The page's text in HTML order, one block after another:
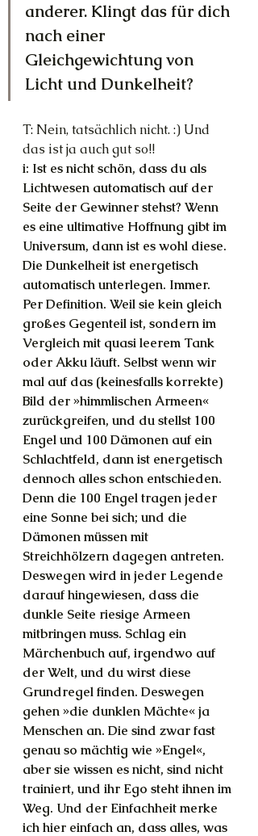
anderer. Klingt das für dich
nach einer
Gleichgewichtung von
Licht und Dunkelheit?
T: Nein, tatsächlich nicht. :) Und
das ist ja auch gut so!!
i: Ist es nicht schön, dass du als
Lichtwesen automatisch auf der
Seite der Gewinner stehst? Wenn
es eine ultimative Hoffnung gibt im
Universum, dann ist es wohl diese.
Die Dunkelheit ist energetisch
automatisch unterlegen. Immer.
Per Definition. Weil sie kein gleich
großes Gegenteil ist, sondern im
Vergleich mit quasi leerem Tank
oder Akku läuft. Selbst wenn wir
mal auf das (keinesfalls korrekte)
Bild der »himmlischen Armeen«
zurückgreifen, und du stellst 100
Engel und 100 Dämonen auf ein
Schlachtfeld, dann ist energetisch
dennoch alles schon entschieden.
Denn die 100 Engel tragen jeder
eine Sonne bei sich; und die
Dämonen müssen mit
Streichhölzern dagegen antreten.
Deswegen wird in jeder Legende
darauf hingewiesen, dass die
dunkle Seite riesige Armeen
mitbringen muss. Schlag ein
Märchenbuch auf, irgendwo auf
der Welt, und du wirst diese
Grundregel finden. Deswegen
gehen »die dunklen Mächte« ja
Menschen an. Die sind zwar fast
genau so mächtig wie »Engel«,
aber sie wissen es nicht, sind nicht
trainiert, und ihr Ego steht ihnen im
Weg. Und der Einfachheit merke
ich hier einfach an, dass alles, was